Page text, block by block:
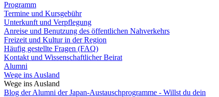
Programm
Termine und Kursgebühr
Unterkunft und Verpflegung
Anreise und Benutzung des öffentlichen Nahverkehrs
Freizeit und Kultur in der Region
Häufig gestellte Fragen (FAQ)
Kontakt und Wissenschaftlicher Beirat
Alumni
Wege ins Ausland
Wege ins Ausland
Blog der Alumni der Japan-Austauschprogramme - Willst du dein